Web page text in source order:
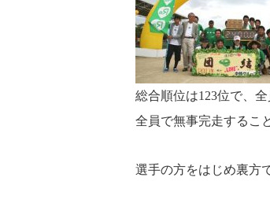
総合順位は123位で、全
全員で無事完走するこ
選手の方をはじめ裏方